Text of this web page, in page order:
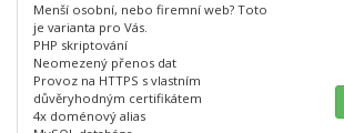
Menší osobní, nebo firemní web? Toto
je varianta pro Vás.
PHP skriptování
Neomezený přenos dat
Provoz na HTTPS s vlastním
důvěryhodným certifikátem
4x doménový alias